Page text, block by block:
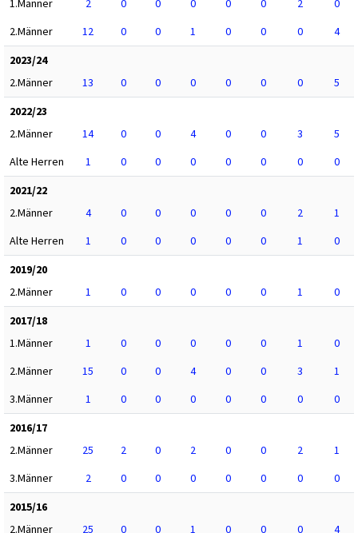
1.Männer
2 0 0 0 0 0 2
0
2.Männer
12 0 0 1 0 0 0
4
2023/24
2.Männer
13 0 0 0 0 0 0
5
2022/23
2.Männer
14 0 0 4 0 0 3
5
Alte Herren
1 0 0 0 0 0 0
0
2021/22
2.Männer
4 0 0 0 0 0 2
1
Alte Herren
1 0 0 0 0 0 1
0
2019/20
2.Männer
1 0 0 0 0 0 1
0
2017/18
1.Männer
1 0 0 0 0 0 1
0
2.Männer
15 0 0 4 0 0 3
1
3.Männer
1 0 0 0 0 0 0
0
2016/17
2.Männer
25 2 0 2 0 0 2
1
3.Männer
2 0 0 0 0 0 0
0
2015/16
2.Männer
25 0 0 1 0 0 0
4